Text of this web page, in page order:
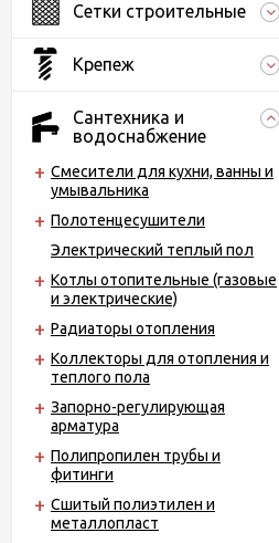
Сетки строительные
Крепеж
Сантехника и
водоснабжение
Смесители для кухни, ванны и
умывальника
Полотенцесушители
Электрический теплый пол
Котлы отопительные (газовые
и электрические)
Радиаторы отопления
Коллекторы для отопления и
теплого пола
Запорно-регулирующая
арматура
Полипропилен трубы и
фитинги
Сшитый полиэтилен и
металлопласт